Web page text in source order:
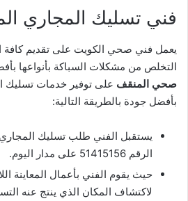
فني تسليك المجاري
يعمل فني صحي الكويت على تقديم كافة
التخلص من مشكلات السباكة بأنواعها
صحي المنقف على توفير خدمات تسليك
بأفضل جودة بالطريقة التالية:
يستقبل الفني طلب تسليك
الرقم 51415156 على مدار اليوم.
حيث يقوم الفني بأعمال المعاينة
لاكتشاف المكان الذي ينتج عنه